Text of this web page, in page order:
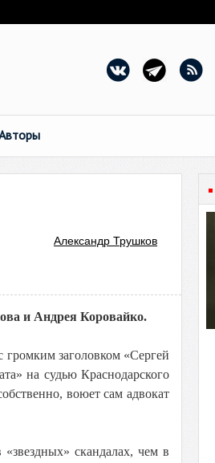
Александр Трушков
и Андрея Коровайко.
заголовком «Сергей
на судью Краснодарского
воюет сам адвокат
скандалах, чем в